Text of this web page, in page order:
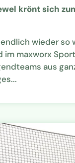
krönt sich
wieder so
maxworx
aus